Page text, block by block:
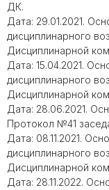
ДК.
Дата: 29.01.2021.
дисциплинарного
Дисциплинарной
Дата: 15.04.2021.
дисциплинарного
Дисциплинарной
Дата: 28.06.2021.
Протокол №41
Дата: 08.11.2021.
дисциплинарного
Дисциплинарной
Дата: 28.11.2022.